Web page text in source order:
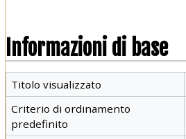
Informazioni di base
Titolo visualizzato
Criterio di ordinamento
predefinito